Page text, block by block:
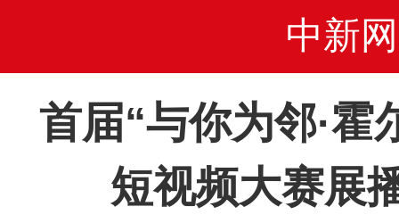
中新网
首届“与你为邻·霍
短视频大赛展